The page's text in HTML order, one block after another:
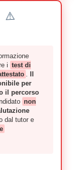
⚠️
i test di
.
per
il percorso
non
dal tutor e